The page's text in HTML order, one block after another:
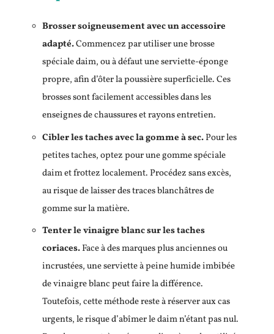
Brosser soigneusement avec un accessoire
adapté.Commencez par utiliser une brosse
spéciale daim, ou à défaut une serviette-éponge
propre, afin d’ôter la poussière superficielle. Ces
brosses sont facilement accessibles dans les
enseignes de chaussures et rayons entretien.
Cibler les taches avec la gomme à sec.Pour les
petites taches, optez pour une gomme spéciale
daim et frottez localement. Procédez sans excès,
au risque de laisser des traces blanchâtres de
gomme sur la matière.
Tenter le vinaigre blanc sur les taches
coriaces.Face à des marques plus anciennes ou
incrustées, une serviette à peine humide imbibée
de vinaigre blanc peut faire la différence.
Toutefois, cette méthode reste à réserver aux cas
urgents, le risque d’abîmer le daim n’étant pas nul.